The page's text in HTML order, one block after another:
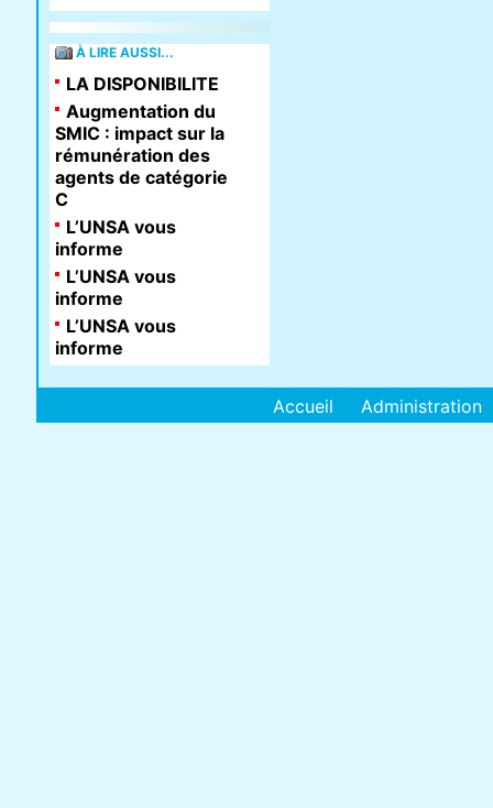
À LIRE AUSSI...
LA DISPONIBILITE
Augmentation du
SMIC : impact sur la
rémunération des
agents de catégorie
C
L’UNSA vous
informe
L’UNSA vous
informe
L’UNSA vous
informe
Accueil Administration